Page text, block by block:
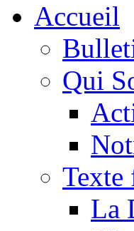
Accueil
Qui
Texte
La